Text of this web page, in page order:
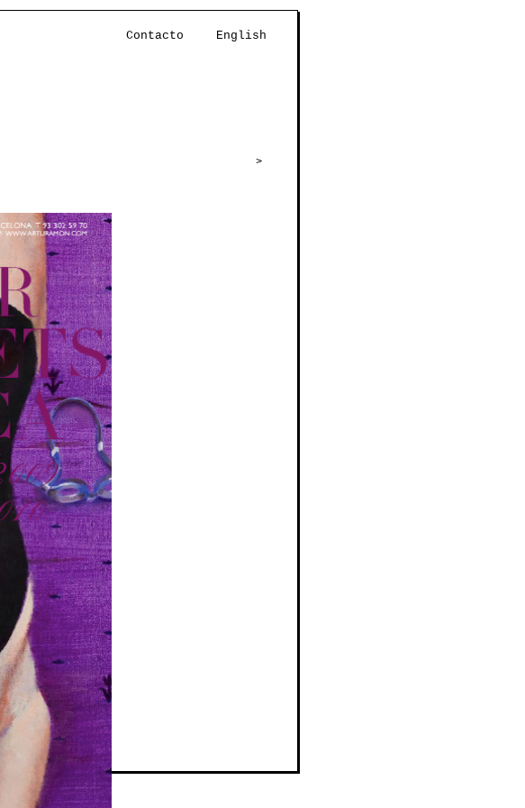
Contacto English
>